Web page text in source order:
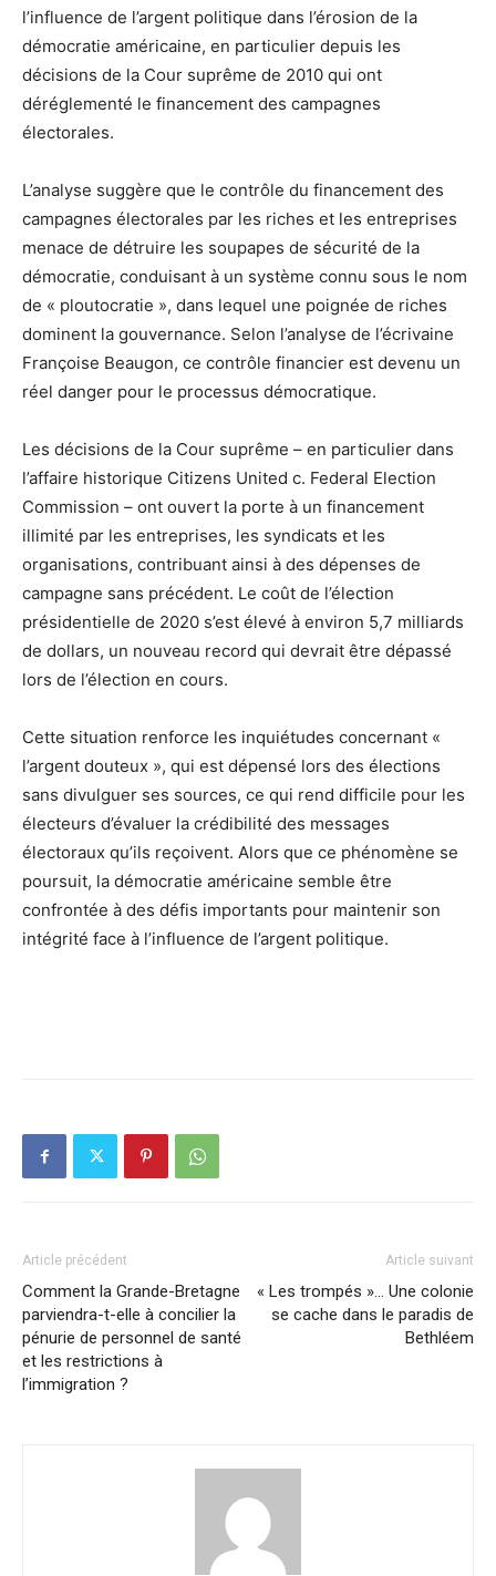
l’influence de l’argent politique dans l’érosion de la
démocratie américaine, en particulier depuis les
décisions de la Cour suprême de 2010 qui ont
déréglementé le financement des campagnes
électorales.
L’analyse suggère que le contrôle du financement des
campagnes électorales par les riches et les entreprises
menace de détruire les soupapes de sécurité de la
démocratie, conduisant à un système connu sous le nom
de « ploutocratie », dans lequel une poignée de riches
dominent la gouvernance. Selon l’analyse de l’écrivaine
Françoise Beaugon, ce contrôle financier est devenu un
réel danger pour le processus démocratique.
Les décisions de la Cour suprême – en particulier dans
l’affaire historique Citizens United c. Federal Election
Commission – ont ouvert la porte à un financement
illimité par les entreprises, les syndicats et les
organisations, contribuant ainsi à des dépenses de
campagne sans précédent. Le coût de l’élection
présidentielle de 2020 s’est élevé à environ 5,7 milliards
de dollars, un nouveau record qui devrait être dépassé
lors de l’élection en cours.
Cette situation renforce les inquiétudes concernant «
l’argent douteux », qui est dépensé lors des élections
sans divulguer ses sources, ce qui rend difficile pour les
électeurs d’évaluer la crédibilité des messages
électoraux qu’ils reçoivent. Alors que ce phénomène se
poursuit, la démocratie américaine semble être
confrontée à des défis importants pour maintenir son
intégrité face à l’influence de l’argent politique.
Article précédent
Comment la Grande-Bretagne
parviendra-t-elle à concilier la
pénurie de personnel de santé
et les restrictions à
l’immigration ?
Article suivant
« Les trompés »… Une colonie
se cache dans le paradis de
Bethléem